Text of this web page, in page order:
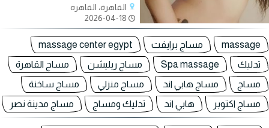
القاهرة، القاهره
massage مساج برايفت
massage center egypt
تدليك
Spa massage مساج ريليشن
مساج القاهرة
مساج
مساج هابي اند مساج منزلي
مساج ساخنة
مساج اكتوبر
هابي اند تدليك ومساج مساج مدينة نصر